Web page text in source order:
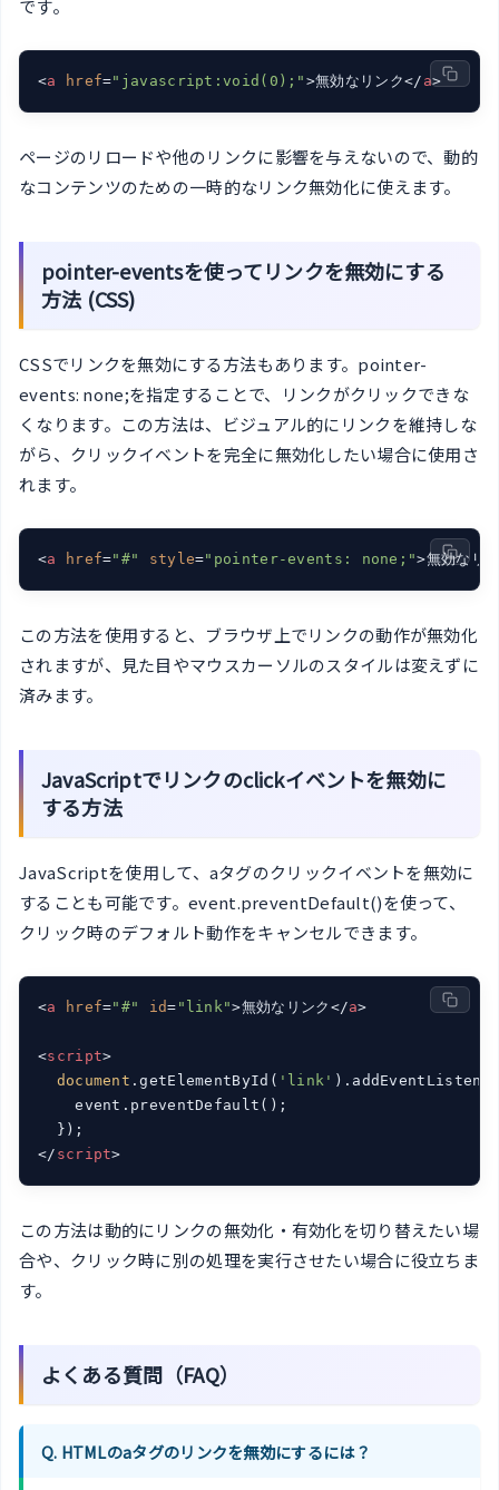
です。
<a href="javascript:void(0);" >無効なリンク</ a>
ページのリロードや他のリンクに影響を与えないので、動的
なコンテンツのための一時的なリンク無効化に使えます。
pointer-eventsを使ってリンクを無効にする
方法 (CSS)
CSSでリンクを無効にする方法もあります。pointer-
events: none;を指定することで、リンクがクリックできな
くなります。この方法は、ビジュアル的にリンクを維持しな
がら、クリックイベントを完全に無効化したい場合に使用さ
れます。
<a href="#" style="pointer-events: none;">無効なリ
この方法を使用すると、ブラウザ上でリンクの動作が無効化
されますが、見た目やマウスカーソルのスタイルは変えずに
済みます。
JavaScriptでリンクのclickイベントを無効に
する方法
JavaScriptを使用して、aタグのクリックイベントを無効に
することも可能です。event.preventDefault()を使って、
クリック時のデフォルト動作をキャンセルできます。
<a href="#" id= "link">無効なリンク </a>
<script>
document .getElementById( 'link'
    event.preventDefault();
</ script>
この方法は動的にリンクの無効化・有効化を切り替えたい場
合や、クリック時に別の処理を実行させたい場合に役立ちま
す。
よくある質問（FAQ）
Q. HTMLのaタグのリンクを無効にするには？